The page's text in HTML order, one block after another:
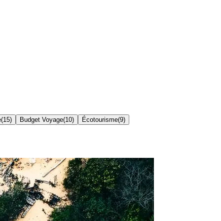
(15) Budget Voyage(10) Écotourisme(9)